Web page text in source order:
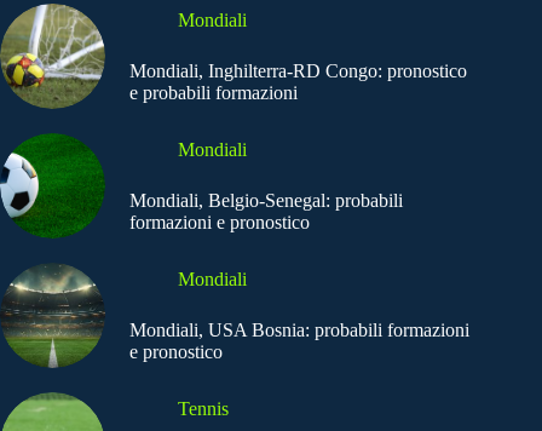
Mondiali
Mondiali, Inghilterra-RD Congo: pronostico
e probabili formazioni
Mondiali
Mondiali, Belgio-Senegal: probabili
formazioni e pronostico
Mondiali
Mondiali, USA Bosnia: probabili formazioni
e pronostico
Tennis